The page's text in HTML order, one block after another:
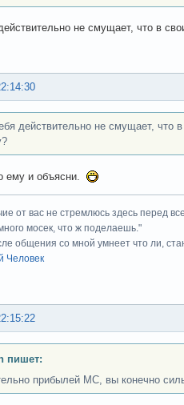
не смущает, что в
действительно не смущает, что
ему и объясни.
от вас не стремлюсь здесь перед
мосек, что ж поделаешь."
общения со мной умнеет что ли,
Человек
пишет:
прибылей МС, вы конечно